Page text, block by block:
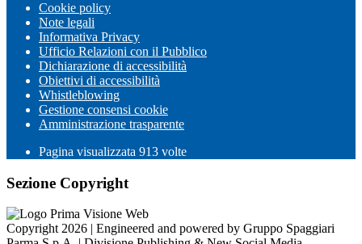
Cookie policy
Note legali
Informativa Privacy
Ufficio Relazioni con il Pubblico
Dichiarazione di accessibilità
Obiettivi di accessibilità
Whistleblowing
Gestione consensi cookie
Amministrazione trasparente
Pagina visualizzata 913 volte
Sezione Copyright
Copyright 2026 | Engineered and powered by Gruppo Spaggiari